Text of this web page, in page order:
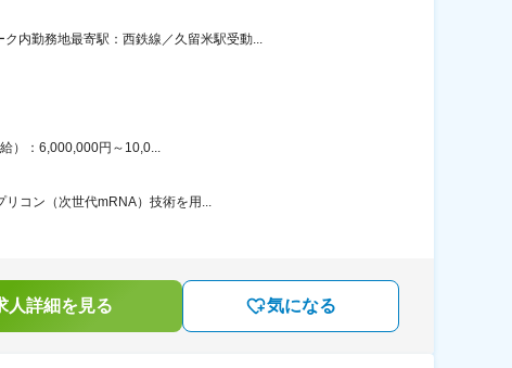
内勤務地最寄駅：西鉄線／久留米駅受動...
）：6,000,000円～10,0...
コン（次世代mRNA）技術を用...
人詳細を見る 気になる